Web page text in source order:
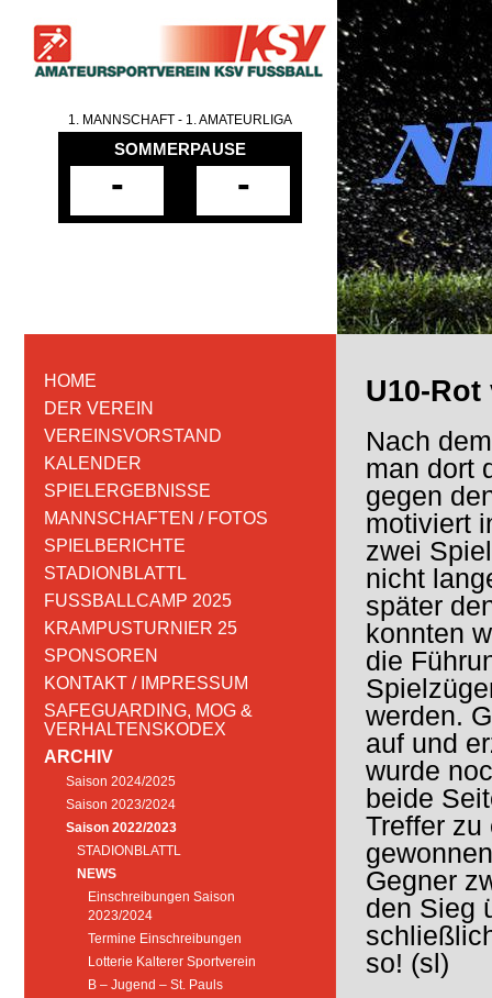
1. MANNSCHAFT - 1. AMATEURLIGA
SOMMERPAUSE
- -
HOME
DER VEREIN
VEREINSVORSTAND
KALENDER
SPIELERGEBNISSE
MANNSCHAFTEN / FOTOS
SPIELBERICHTE
STADIONBLATTL
FUSSBALLCAMP 2025
KRAMPUSTURNIER 25
SPONSOREN
KONTAKT / IMPRESSUM
SAFEGUARDING, MOG &
VERHALTENSKODEX
ARCHIV
Saison 2024/2025
Saison 2023/2024
Saison 2022/2023
STADIONBLATTL
NEWS
Einschreibungen Saison
2023/2024
Termine Einschreibungen
Lotterie Kalterer Sportverein
B – Jugend – St. Pauls
U10-Rot
Nach
man dort
gegen
motiviert
zwei
nicht
später
konnten
die
werden.
auf und
wurde
beide
Treffer
Gegner
den Sieg
so! (sl)